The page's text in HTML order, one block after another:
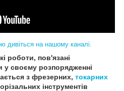
дивіться на нашому каналі.
роботи, пов'язані
у своєму розпорядженні
з фрезерних, токарних
інструментів